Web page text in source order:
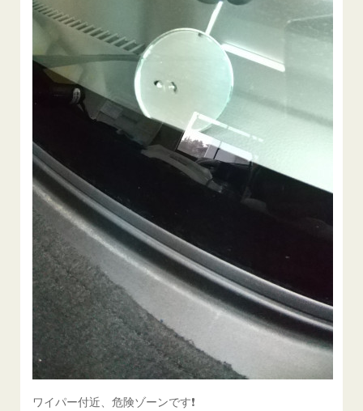
ワイパー付近、危険ゾーンです❗️